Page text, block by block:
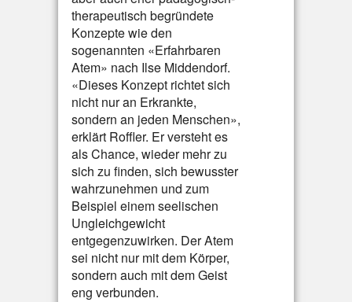
therapeutisch begründete
Konzepte wie den
sogenannten «Erfahrbaren
Atem» nach Ilse Middendorf.
«Dieses Konzept richtet sich
nicht nur an Erkrankte,
sondern an jeden Menschen»,
erklärt Roffler. Er versteht es
als Chance, wieder mehr zu
sich zu finden, sich bewusster
wahrzunehmen und zum
Beispiel einem seelischen
Ungleichgewicht
entgegenzuwirken. Der Atem
sei nicht nur mit dem Körper,
sondern auch mit dem Geist
eng verbunden.